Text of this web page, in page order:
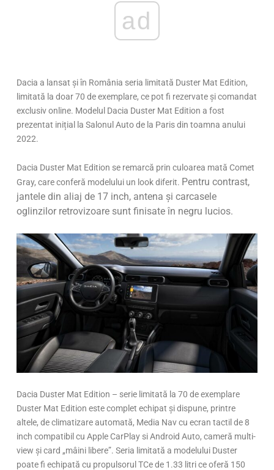
ad
Dacia a lansat și în România seria limitată Duster Mat Edition,
limitată la doar 70 de exemplare, ce pot fi rezervate și comandat
exclusiv online. Modelul Dacia Duster Mat Edition a fost
prezentat inițial la Salonul Auto de la Paris din toamna anului
2022.
Dacia Duster Mat Edition se remarcă prin culoarea mată Comet
Gray, care conferă modelului un look diferit. Pentru contrast,
jantele din aliaj de 17 inch, antena și carcasele
oglinzilor retrovizoare sunt finisate în negru lucios.
Dacia Duster Mat Edition – serie limitată la 70 de exemplare
Duster Mat Edition este complet echipat și dispune, printre
altele, de climatizare automată, Media Nav cu ecran tactil de 8
inch compatibil cu Apple CarPlay si Android Auto, cameră multi-
view și card „mâini libere”. Seria limitată a modelului Duster
poate fi echipată cu propulsorul TCe de 1.33 litri ce oferă 150